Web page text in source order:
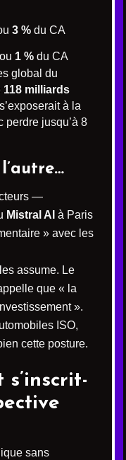
3 % du CA
ou 1 % du CA
global du
118 milliards
à la
perdre jusqu’à 8
—
Mistral AI à Paris
» avec les
assume. Le
que « la
».
ISO,
cette posture.
s’inscrit-
sans